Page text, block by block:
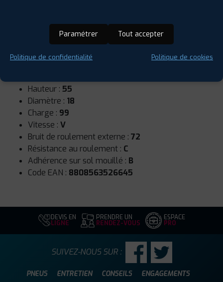
Saison :
4 Saisons
Hauteur : 55
Diamètre : 18
Charge : 99
Vitesse : V
Bruit de roulement externe : 72
Résistance au roulement : C
Adhérence sur sol mouillé : B
Code EAN : 8808563526645
DEVIS EN
LIGNE
PRENDRE UN
RENDEZ-VOUS
ESPACE
PRO
PNEUS ENTRETIEN CONSEILS ENGAGEMENTS
SUIVEZ-NOUS SUR :
Paramétrer Tout accepter
Politique de confidentialité Politique de cookies